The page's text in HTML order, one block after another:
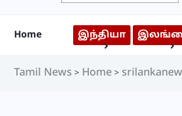
Home இந்தியா
Tamil News > Home >